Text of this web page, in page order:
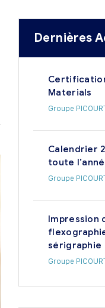
Dernières
Certification
Materials
Groupe
Calendrier
toute
Groupe
Impression
sérigraphie
Groupe